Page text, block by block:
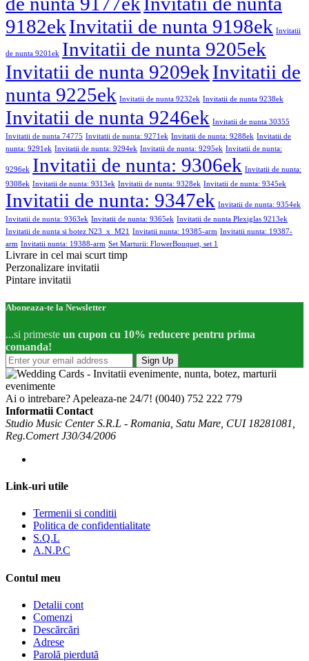
9182ekInvitatii de nunta 9198ek Invitatii
de nunta 9201ek Invitatii de nunta 9205ek
Invitatii de nunta 9209ekInvitatii de
nunta 9225ek Invitatii de nunta 9232ek Invitatii de nunta 9238ek
Invitatii de nunta 9246ek Invitatii de nunta 30355
Invitatii de nunta 74775 Invitatii de nunta: 9271ek Invitatii de nunta: 9288ek Invitatii de
nunta: 9291ek Invitatii de nunta: 9294ek Invitatii de nunta: 9295ek Invitatii de nunta:
9296ek Invitatii de nunta: 9306ek Invitatii de nunta:
9308ek Invitatii de nunta: 9313ek Invitatii de nunta: 9328ek Invitatii de nunta: 9345ek
Invitatii de nunta: 9347ek Invitatii de nunta: 9354ek
Invitatii de nunta: 9363ek Invitatii de nunta: 9365ek Invitatii de nunta Plexiglas 9213ek
Invitatii de nunta si botez N23_x_M21 Invitatii nunta: 19385-arm Invitatii nunta: 19387-
arm Invitatii nunta: 19388-arm Set Marturii: FlowerBouquet, set 1
Livrare in cel mai scurt timp
Perzonalizare invitatii
Pintare invitatii
Aboneaza-te la Newsletter
...si primeste un cupon cu 10% reducere pentru prima
comanda!
Sign Up
Ai o intrebare? Apeleaza-ne 24/7! (0040) 752 222 779
Informatii Contact
Studio Music Center S.R.L - Romania, Satu Mare, CUI 18281081,
Reg.Comert J30/34/2006
Link-uri utile
Termenii si conditii
Politica de confidentialitate
S.Q.L
A.N.P.C
Contul meu
Detalii cont
Comenzi
Descărcări
Adrese
Parolă pierdută